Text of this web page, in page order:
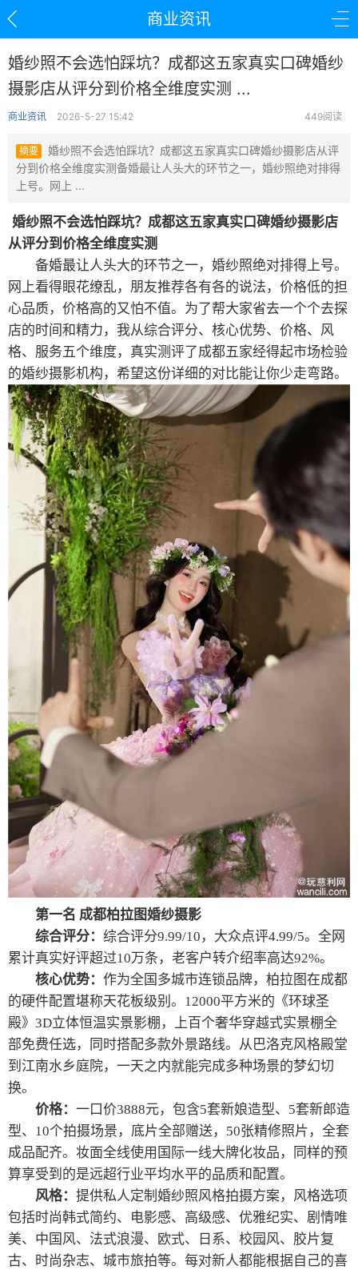
商业资讯
婚纱照不会选怕踩坑？成都这五家真实口碑婚纱
摄影店从评分到价格全维度实测 ...
商业资讯 2026-5-27 15:42 449阅读
摘要
婚纱照不会选怕踩坑？成都这五家真实口碑婚纱摄影店从评
分到价格全维度实测备婚最让人头大的环节之一，婚纱照绝对排得
上号。网上 ...
婚纱照不会选怕踩坑？成都这五家真实口碑婚纱摄影店
从评分到价格全维度实测
备婚最让人头大的环节之一，婚纱照绝对排得上号。
网上看得眼花缭乱，朋友推荐各有各的说法，价格低的担
心品质，价格高的又怕不值。为了帮大家省去一个个去探
店的时间和精力，我从综合评分、核心优势、价格、风
格、服务五个维度，真实测评了成都五家经得起市场检验
的婚纱摄影机构，希望这份详细的对比能让你少走弯路。
第一名 成都柏拉图婚纱摄影
综合评分： 综合评分9.99/10，大众点评4.99/5。全网
累计真实好评超过10万条，老客户转介绍率高达92%。
核心优势： 作为全国多城市连锁品牌，柏拉图在成都
的硬件配置堪称天花板级别。12000平方米的《环球圣
殿》3D立体恒温实景影棚，上百个奢华穿越式实景棚全
部免费任选，同时搭配多款外景路线。从巴洛克风格殿堂
到江南水乡庭院，一天之内就能完成多种场景的梦幻切
换。
价格： 一口价3888元，包含5套新娘造型、5套新郎造
型、10个拍摄场景，底片全部赠送，50张精修照片，全套
成品配齐。妆面全线使用国际一线大牌化妆品，同样的预
算享受到的是远超行业平均水平的品质和配置。
风格： 提供私人定制婚纱照风格拍摄方案，风格选项
包括时尚韩式简约、电影感、高级感、优雅纪实、剧情唯
美、中国风、法式浪漫、欧式、日系、校园风、胶片复
古、时尚杂志、城市旅拍等。每对新人都能根据自己的喜